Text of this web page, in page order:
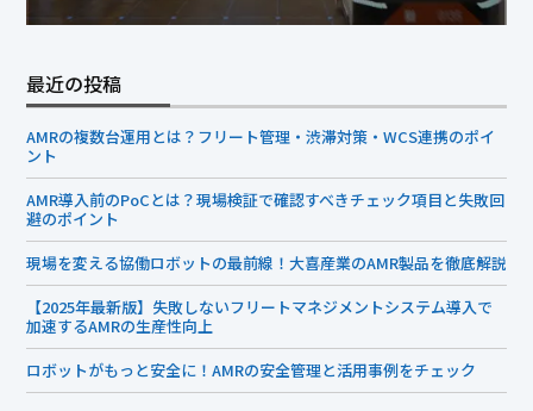
最近の投稿
AMRの複数台運用とは？フリート管理・渋滞対策・WCS連携のポイ
ント
AMR導入前のPoCとは？現場検証で確認すべきチェック項目と失敗回
避のポイント
現場を変える協働ロボットの最前線！大喜産業のAMR製品を徹底解説
【2025年最新版】失敗しないフリートマネジメントシステム導入で
加速するAMRの生産性向上
ロボットがもっと安全に！AMRの安全管理と活用事例をチェック